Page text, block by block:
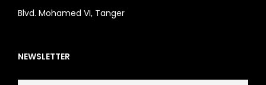
Blvd. Mohamed VI, Tanger
NEWSLETTER